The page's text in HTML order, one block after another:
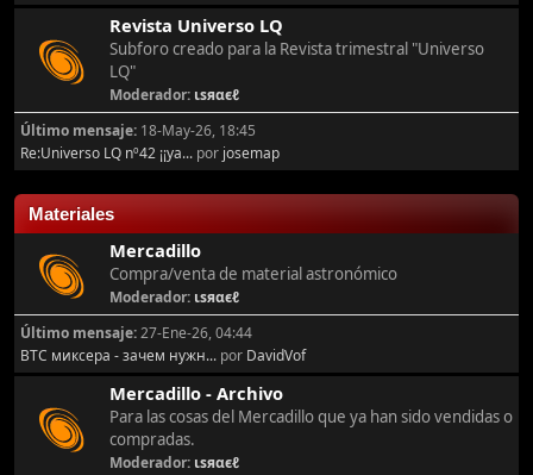
Revista Universo LQ
Subforo creado para la Revista trimestral "Universo
LQ"
Moderador: ιѕяαєℓ
Último mensaje: 18-May-26, 18:45
Re:Universo LQ nº42 ¡¡ya... por josemap
Materiales
Mercadillo
Compra/venta de material astronómico
Moderador: ιѕяαєℓ
Último mensaje:27-Ene-26, 04:44
BTC миксера - зачем нужн... por DavidVof
Mercadillo - Archivo
Para las cosas del Mercadillo que ya han sido vendidas o
compradas.
Moderador: ιѕяαєℓ